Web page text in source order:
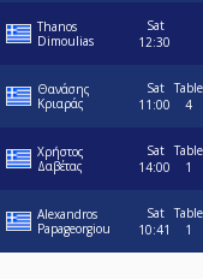
Thanos
Dimoulias
Sat
12:30
Θανάσης
Κριαράς
Sat
11:00
Table
4
Χρήστος
Δαβέτας
Sat
14:00
Table
1
Alexandros
Papageorgiou
Sat
10:41
Table
1